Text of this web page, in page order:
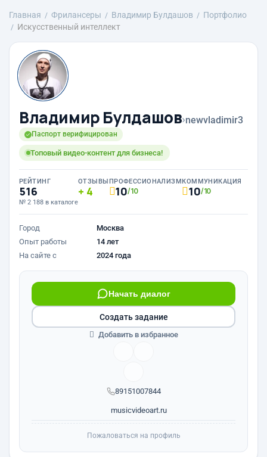
Главная Фрилансеры Владимир Булдашов
Портфолио
Искусственный интеллект
Владимир Булдашов›newvladimir3
Паспорт верифицирован
Топовый видео-контент для бизнеса!
РЕЙТИНГ
516
№ 2 188 в каталоге
ОТЗЫВЫ
4
ПРОФЕССИОНАЛИЗМ
10/10
КОММУНИКАЦИЯ
10/10
Город
Москва
Опыт работы
14 лет
На сайте с
2024 года
89151007844
Начать диалог
musicvideoart.ru
Создать задание
Добавить в избранное
Пожаловаться на профиль